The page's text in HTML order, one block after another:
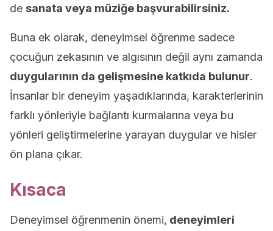
de sanata veya müziğe başvurabilirsiniz.
Buna ek olarak, deneyimsel öğrenme sadece
çocuğun zekasının ve algısının değil aynı zamanda
duygularının da gelişmesine katkıda bulunur.
İnsanlar bir deneyim yaşadıklarında, karakterlerinin
farklı yönleriyle bağlantı kurmalarına veya bu
yönleri geliştirmelerine yarayan duygular ve hisler
ön plana çıkar.
Kısaca
Deneyimsel öğrenmenin önemi, deneyimleri